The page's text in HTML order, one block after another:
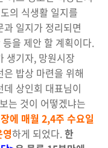
의 식생활 일지를
일지가 정리되면
을 제안 할 계획이다.
생기자, 망원시장
밥상 마련을 위해
상인회 대표님이
는 것이 어떻겠냐는
에 매월 2,4주 수요일
하게 되었다.한